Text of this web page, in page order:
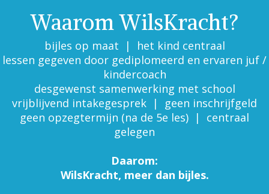
Waarom WilsKracht?
bijles op maat | het kind centraal
lessen gegeven door gediplomeerd en ervaren juf /
kindercoach
desgewenst samenwerking met school
vrijblijvend intakegesprek | geen inschrijfgeld
geen opzegtermijn (na de 5e les) | centraal
gelegen
Daarom:
WilsKracht, meer dan bijles.